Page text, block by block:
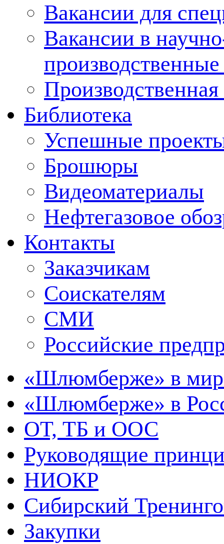
Вакансии для
Вакансии в
Производственная
Библиотека
Успешные
Брошюры
Видеоматериалы
Нефтегазовое
Контакты
Заказчикам
Соискателям
СМИ
Российские
«Шлюмберже» в
«Шлюмберже» в
ОТ, ТБ и ООС
Руководящие
НИОКР
Сибирский
Закупки